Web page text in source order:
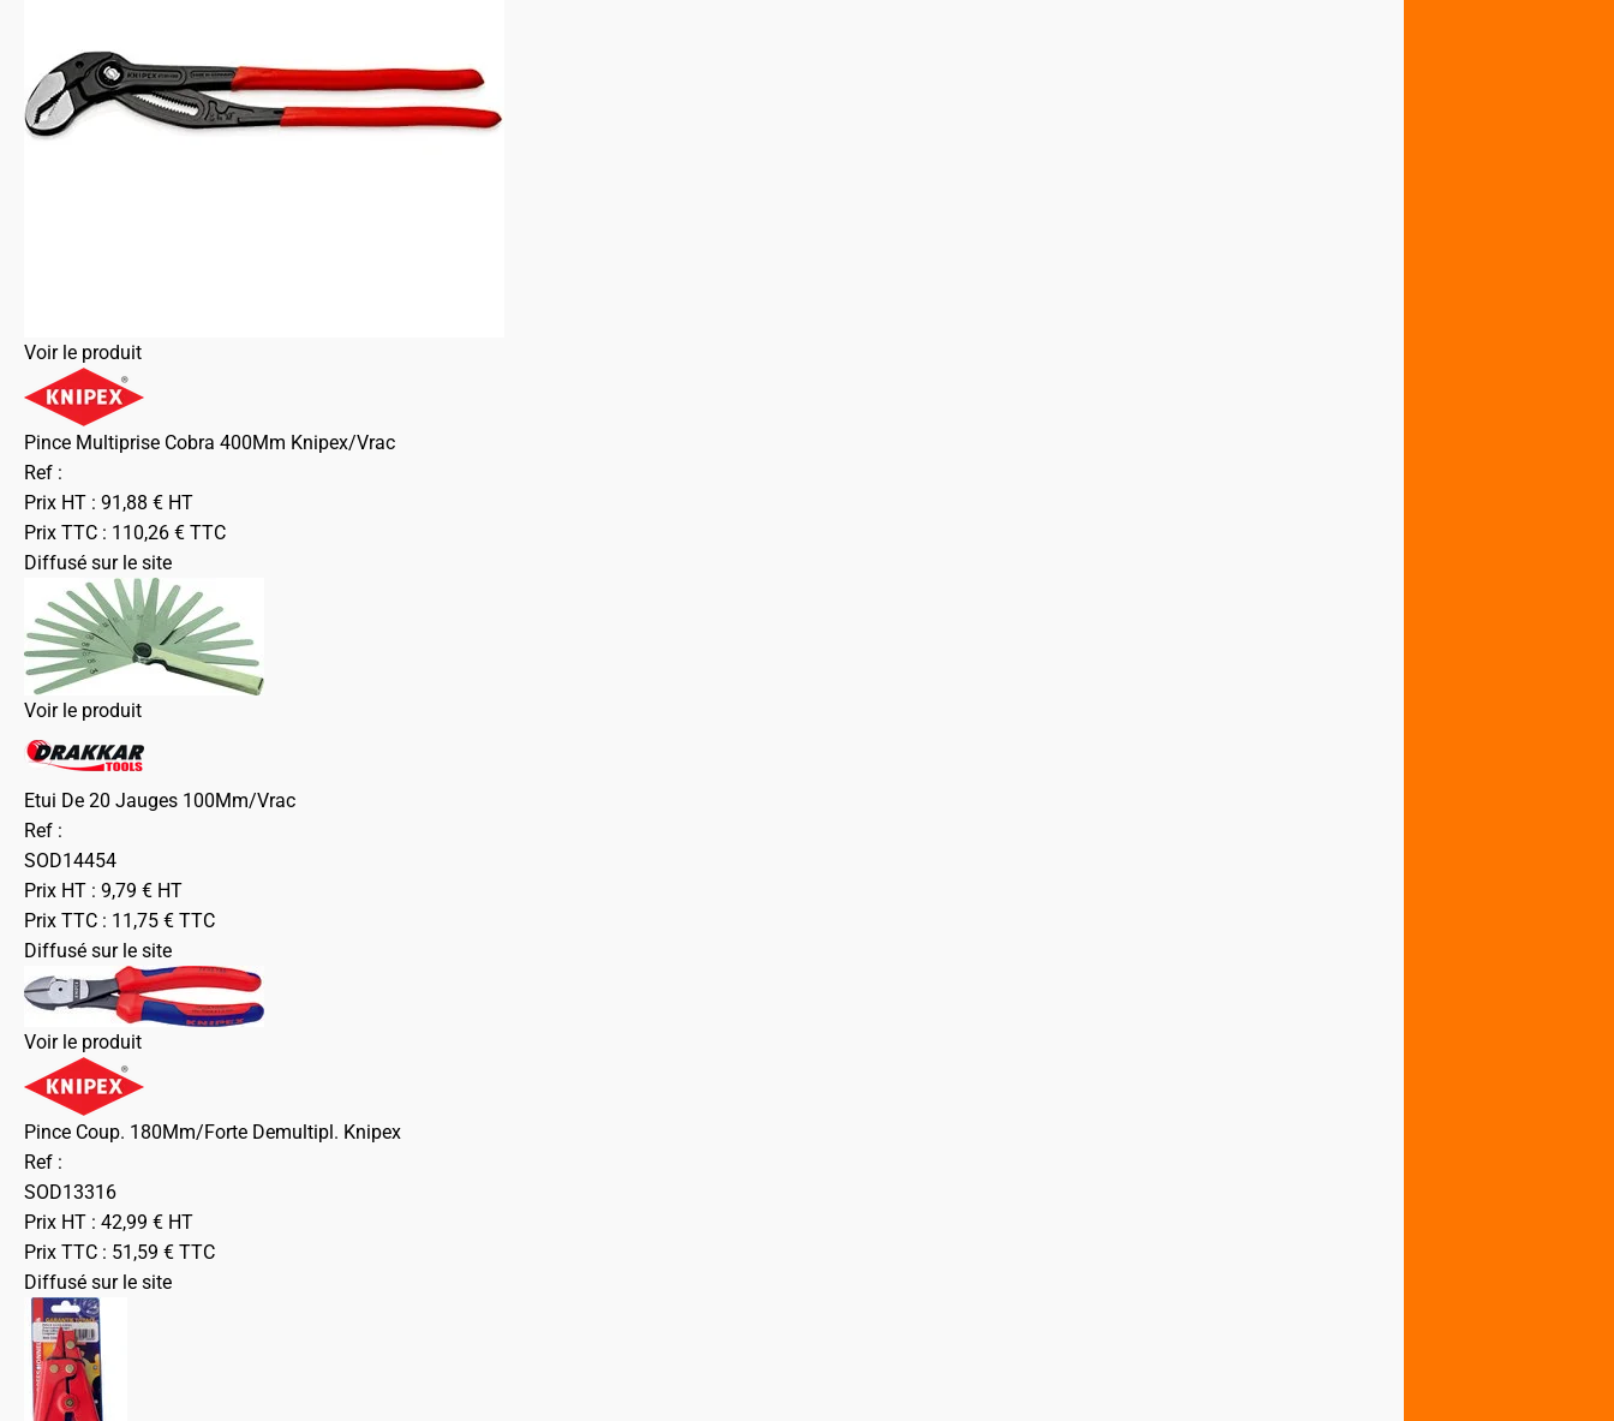
Voir le produit
Pince Multiprise Cobra 400Mm Knipex/Vrac
Ref :
Prix HT : 91,88 € HT
Prix TTC : 110,26 € TTC
Diffusé sur le site
Voir le produit
Etui De 20 Jauges 100Mm/Vrac
Ref :
SOD14454
Prix HT : 9,79 € HT
Prix TTC : 11,75 € TTC
Diffusé sur le site
Voir le produit
Pince Coup. 180Mm/Forte Demultipl. Knipex
Ref :
SOD13316
Prix HT : 42,99 € HT
Prix TTC : 51,59 € TTC
Diffusé sur le site